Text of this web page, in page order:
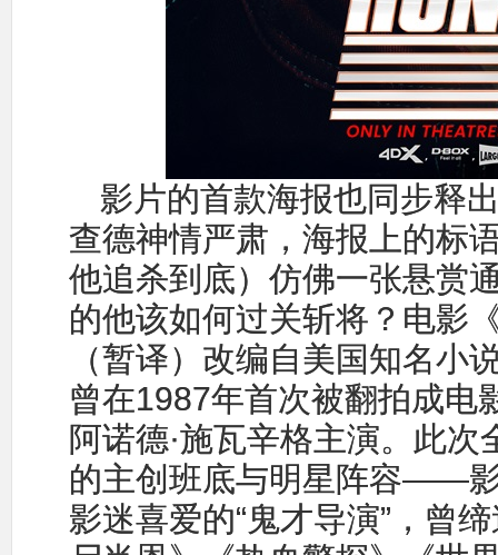
影片的首款海报也同步释
查德神情严肃，海报上的标
他追杀到底）仿佛一张悬赏
的他该如何过关斩将？电影
（暂译）改编自美国知名小
曾在1987年首次被翻拍成电
阿诺德·施瓦辛格主演。此
的主创班底与明星阵容——
影迷喜爱的“鬼才导演”，曾